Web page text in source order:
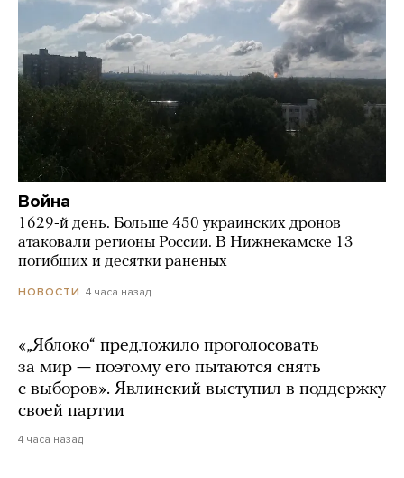
Война
1629-й день. Больше 450 украинских дронов
атаковали регионы России. В Нижнекамске 13
погибших и десятки раненых
НОВОСТИ 4 часа назад
«„Яблоко“ предложило проголосовать
за мир — поэтому его пытаются снять
с выборов». Явлинский выступил в поддержку
своей партии
4 часа назад